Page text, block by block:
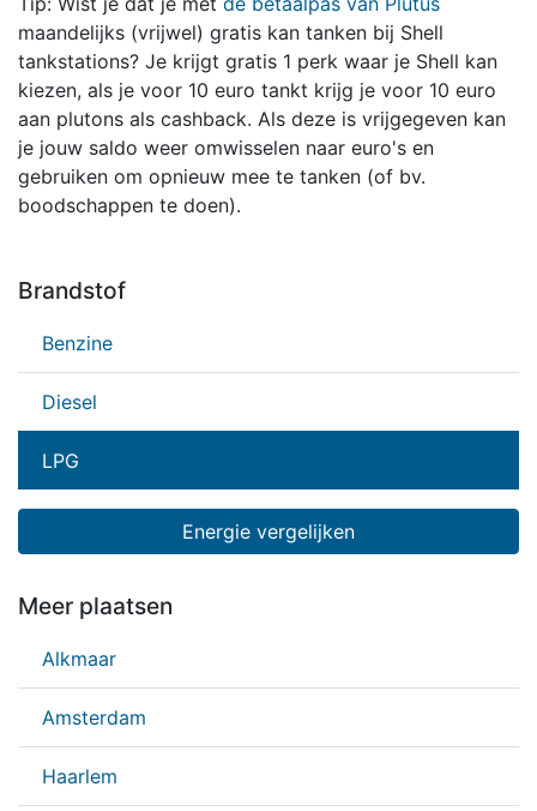
maandelijks (vrijwel) gratis kan tanken bij Shell
tankstations? Je krijgt gratis 1 perk waar je Shell kan
kiezen, als je voor 10 euro tankt krijg je voor 10 euro
aan plutons als cashback. Als deze is vrijgegeven kan
je jouw saldo weer omwisselen naar euro's en
gebruiken om opnieuw mee te tanken (of bv.
boodschappen te doen).
Brandstof
Benzine
Diesel
LPG
Energie vergelijken
Meer plaatsen
Alkmaar
Amsterdam
Haarlem